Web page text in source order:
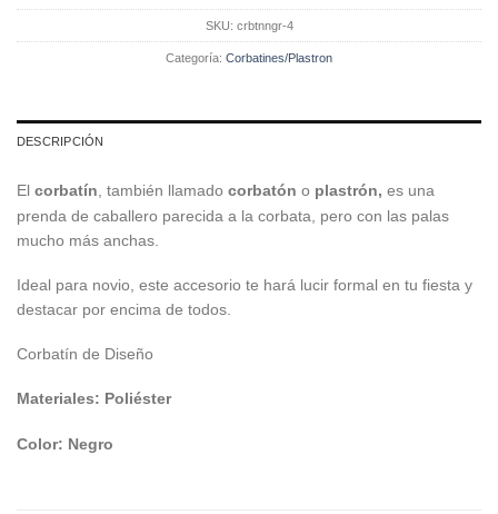
SKU: crbtnngr-4
Categoría: Corbatines/Plastron
DESCRIPCIÓN
El corbatín , también llamado corbatón o plastrón, es una
prenda de caballero parecida a la corbata, pero con las palas
mucho más anchas.
Ideal para novio, este accesorio te hará lucir formal en tu fiesta y
destacar por encima de todos.
Corbatín de Diseño
Materiales: Poliéster
Color: Negro